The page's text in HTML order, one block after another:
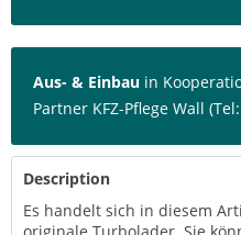
Aus- & Einbau in
Partner KFZ-Pflege Wall
Description
Es handelt sich in diesem